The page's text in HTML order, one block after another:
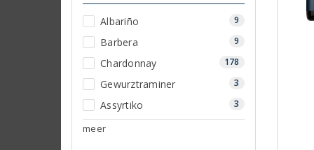
Albariño 9
Barbera 9
Chardonnay 178
Gewurztraminer 3
Assyrtiko 3
meer